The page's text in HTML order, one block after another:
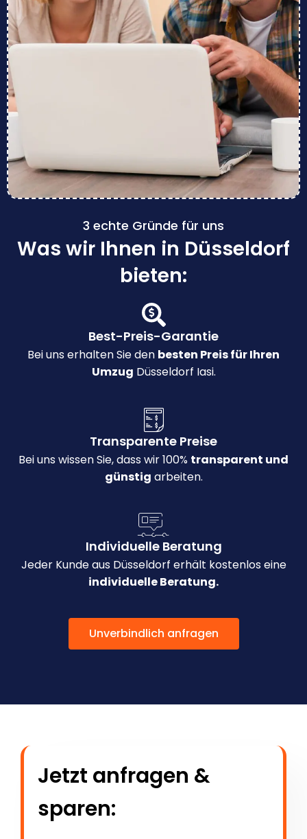
3 echte Gründe für uns
Was wir Ihnen in Düsseldorf
bieten:
Best-Preis-Garantie
Bei uns erhalten Sie den besten Preis für Ihren
Umzug Düsseldorf Iasi.
Transparente Preise
Bei uns wissen Sie, dass wir 100% transparent und
günstig arbeiten.
Individuelle Beratung
Jeder Kunde aus Düsseldorf erhält kostenlos eine
individuelle Beratung.
Unverbindlich anfragen
Jetzt anfragen &
sparen: